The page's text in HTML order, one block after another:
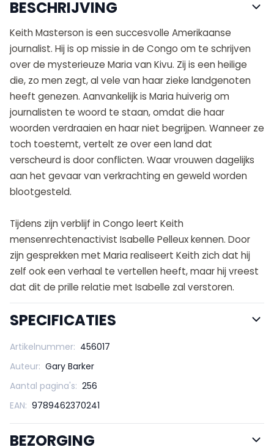
BESCHRIJVING
Keith Masterson is een succesvolle Amerikaanse
journalist. Hij is op missie in de Congo om te schrijven
over de mysterieuze Maria van Kivu. Zij is een heilige
die, zo men zegt, al vele van haar zieke landgenoten
heeft genezen. Aanvankelijk is Maria huiverig om
journalisten te woord te staan, omdat die haar
woorden verdraaien en haar niet begrijpen. Wanneer ze
toch toestemt, vertelt ze over een land dat
verscheurd is door conflicten. Waar vrouwen dagelijks
aan het gevaar van verkrachting en geweld worden
blootgesteld.
Tijdens zijn verblijf in Congo leert Keith
mensenrechtenactivist Isabelle Pelleux kennen. Door
zijn gesprekken met Maria realiseert Keith zich dat hij
zelf ook een verhaal te vertellen heeft, maar hij vreest
dat dit de prille relatie met Isabelle zal verstoren.
SPECIFICATIES
Artikelnummer: 456017
Auteur: Gary Barker
Aantal pagina's: 256
EAN: 9789462370241
BEZORGING